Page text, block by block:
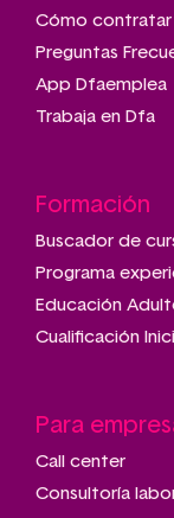
Cómo contratar
Preguntas
App Dfaemplea
Trabaja en Dfa
Formación
Buscador de
Programa
Educación
Cualificación
Para
Call center
Consultoría